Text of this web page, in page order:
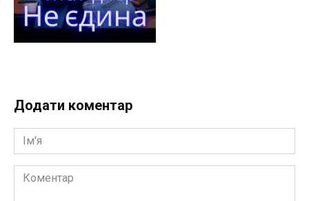
Додати коментар
Ім'я
Коментар